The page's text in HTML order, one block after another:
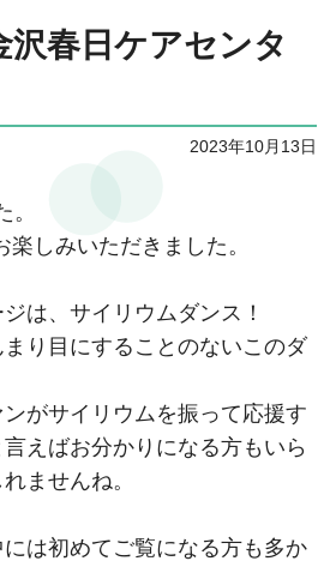
沢春日ケアセンタ
2023年10月13日
しみいただきました。
は、サイリウムダンス！
り目にすることのないこのダ
がサイリウムを振って応援す
えばお分かりになる方もいら
ませんね。
は初めてご覧になる方も多か